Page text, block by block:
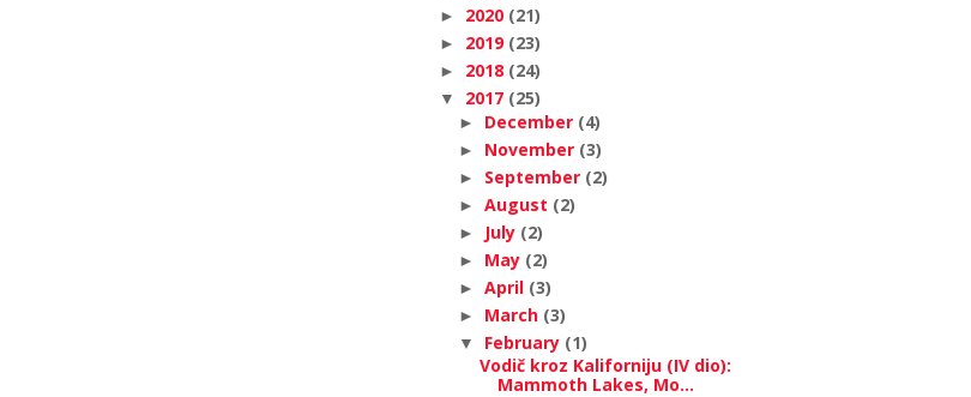
► 2020 (21)
► 2019 (23)
► 2018 (24)
▼ 2017 (25)
► December (4)
► November (3)
► September (2)
►August (2)
► July (2)
► May (2)
►April (3)
► March (3)
▼ February (1)
Vodič kroz Kaliforniju (IV dio):
Mammoth Lakes, Mo...